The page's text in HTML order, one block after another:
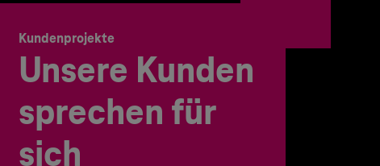
Kundenprojekte
Unsere Kunden
sprechen für
sich